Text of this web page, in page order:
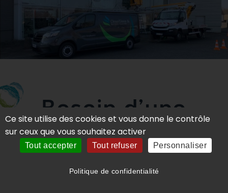
Besoin d’une
intervention de
nettoyage dans
Ce site utilise des cookies et vous donne le contrôle
sur ceux que vous souhaitez activer
Tout accepter Tout refuser Personnaliser
Politique de confidentialité